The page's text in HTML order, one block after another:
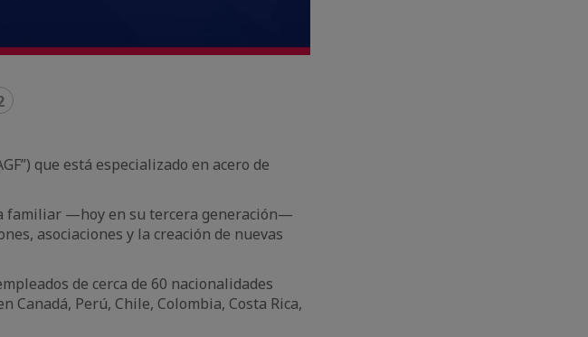
que está especializado en acero de
familiar —hoy en su tercera generación—
asociaciones y la creación de nuevas
de cerca de 60 nacionalidades
Perú, Chile, Colombia, Costa Rica,